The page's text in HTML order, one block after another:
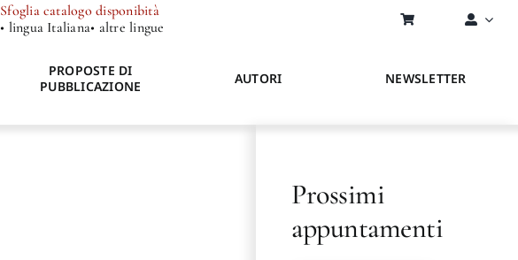
Sfoglia catalogo disponibità
• lingua Italiana• altre lingue
PROPOSTE DI
PUBBLICAZIONE
AUTORI NEWSLETTER
Prossimi
appuntamenti